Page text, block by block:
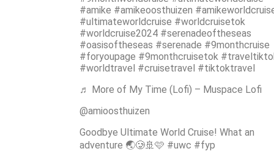
#amike #amikeoosthuizen
#ultimateworldcruise #worldcruisetok
#worldcruise2024 #serenadeoftheseas
#oasisoftheseas #serenade #9monthcruise
#foryoupage #9monthcruisetok
#worldtravel #cruisetravel #tiktoktravel
♬ More of My Time (Lofi) – Muspace Lofi
@amioosthuizen
Goodbye Ultimate World Cruise! What an
adventure 🌏🥲🚢🩷 #uwc #fyp